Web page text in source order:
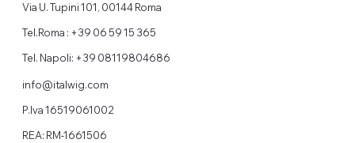
Via U. Tupini 101, 00144 Roma
Tel.Roma : +39 06 59 15 365
Tel. Napoli: +39 08119804686
info@italwig.com
P.Iva 16519061002
REA: RM-1661506